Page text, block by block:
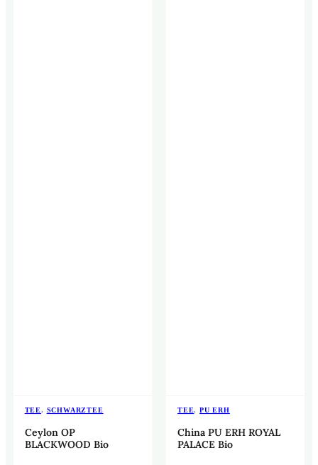
TEE, SCHWARZTEE
Ceylon OP
BLACKWOOD Bio
TEE,PU ERH
China PU ERH ROYAL
PALACE Bio